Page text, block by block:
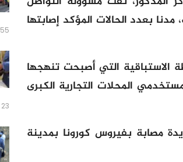
بعدد الحالات المؤكد إصابتها
الاستباقية التي أصبحت تنهجها
المحلات التجارية الكبرى
للصحة قد سجلت 10 حالات جديدة مصابة بفيروس كورونا بمدينة
55 minutes منذ
23 ساعة منذ